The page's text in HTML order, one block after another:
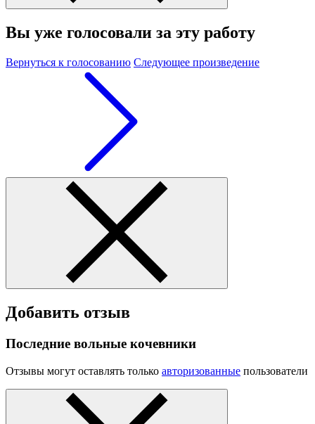
Вы уже голосовали за эту работу
Вернуться к голосованию Следующее произведение
Добавить отзыв
Последние вольные кочевники
Отзывы могут оставлять только авторизованные пользователи